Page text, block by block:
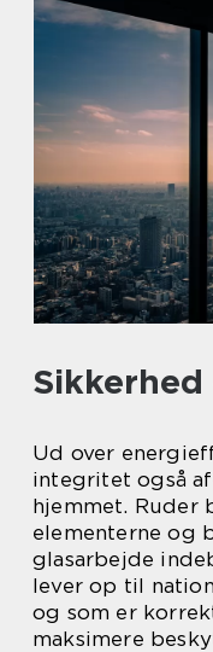
Ud over
integritet også
hjemmet. Ruder
elementerne og
glasarbejde
lever op til
og som er
maksimere